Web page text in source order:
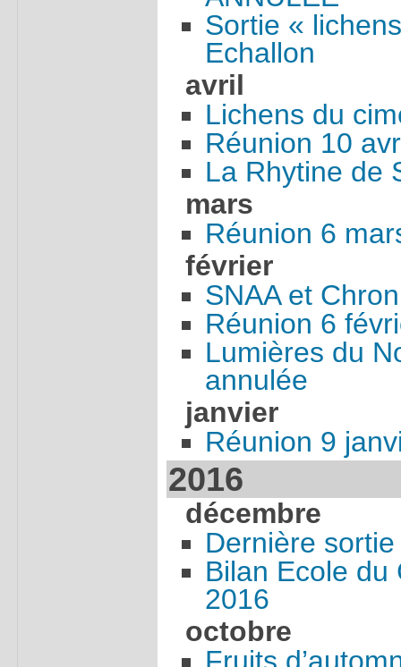
Sortie «
Echallon
avril
Lichens du
Réunion 10
La Rhytine de
mars
Réunion 6
février
SNAA et
Réunion 6
Lumières du
annulée
janvier
Réunion 9
2016
décembre
Dernière
Bilan Ecole du
2016
octobre